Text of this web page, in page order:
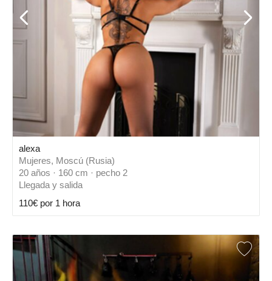
alexa
Mujeres, Moscú (Rusia)
20 años · 160 cm · pecho 2
Llegada y salida
110€ por 1 hora